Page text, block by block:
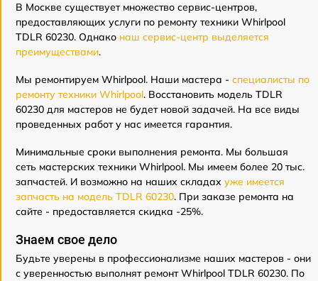
В Москве существует множество сервис-центров,
предоставляющих услуги по ремонту техники Whirlpool
TDLR 60230. Однако наш сервис-центр выделяется
преимуществами.
Мы ремонтируем Whirlpool. Наши мастера - специалисты по
ремонту техники Whirlpool. Восстановить модель TDLR
60230 для мастеров не будет новой задачей. На все виды
проведенных работ у нас имеется гарантия.
Минимальные сроки выполнения ремонта. Мы большая
сеть мастерских техники Whirlpool. Мы имеем более 20 тыс.
запчастей. И возможно на наших складах уже имеется
запчасть на модель TDLR 60230. При заказе ремонта на
сайте - предоставляется скидка -25%.
Знаем свое дело
Будьте уверены в профессионализме наших мастеров - они
с уверенностью выполнят ремонт Whirlpool TDLR 60230. По